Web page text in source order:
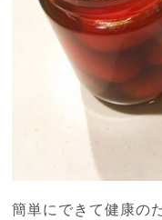
簡単にできて健康の